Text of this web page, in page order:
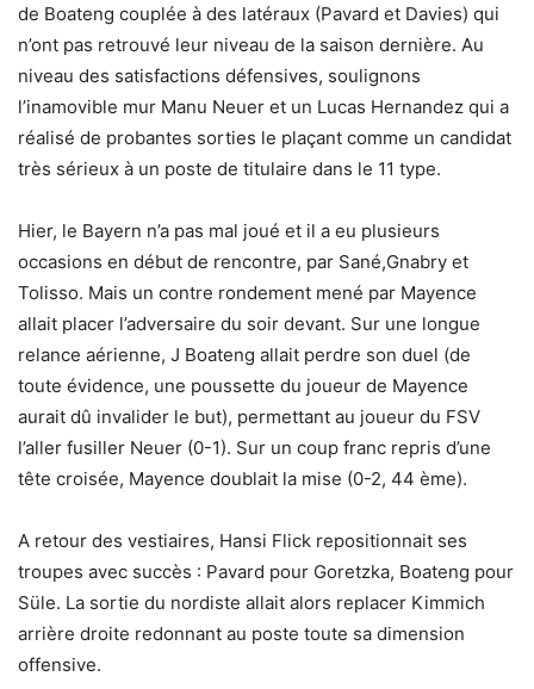
de Boateng couplée à des latéraux (Pavard et Davies) qui
n’ont pas retrouvé leur niveau de la saison dernière. Au
niveau des satisfactions défensives, soulignons
l’inamovible mur Manu Neuer et un Lucas Hernandez qui a
réalisé de probantes sorties le plaçant comme un candidat
très sérieux à un poste de titulaire dans le 11 type.
Hier, le Bayern n’a pas mal joué et il a eu plusieurs
occasions en début de rencontre, par Sané,Gnabry et
Tolisso. Mais un contre rondement mené par Mayence
allait placer l’adversaire du soir devant. Sur une longue
relance aérienne, J Boateng allait perdre son duel (de
toute évidence, une poussette du joueur de Mayence
aurait dû invalider le but), permettant au joueur du FSV
l’aller fusiller Neuer (0-1). Sur un coup franc repris d’une
tête croisée, Mayence doublait la mise (0-2, 44 ème).
A retour des vestiaires, Hansi Flick repositionnait ses
troupes avec succès : Pavard pour Goretzka, Boateng pour
Süle. La sortie du nordiste allait alors replacer Kimmich
arrière droite redonnant au poste toute sa dimension
offensive.